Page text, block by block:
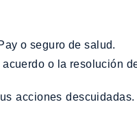
o seguro de salud.
o la resolución
acciones